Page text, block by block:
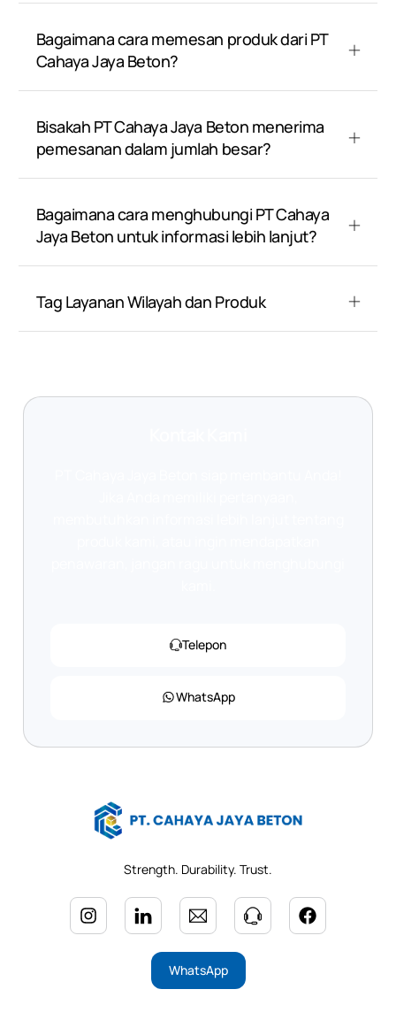
Bagaimana cara memesan produk dari PT
Cahaya Jaya Beton?
Bisakah PT Cahaya Jaya Beton menerima
pemesanan dalam jumlah besar?
Bagaimana cara menghubungi PT Cahaya
Jaya Beton untuk informasi lebih lanjut?
Tag Layanan Wilayah dan Produk
Telepon
WhatsApp
Strength. Durability. Trust.
WhatsApp